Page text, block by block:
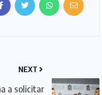
NEXT
a solicitar